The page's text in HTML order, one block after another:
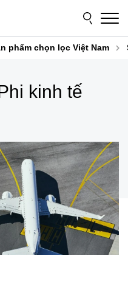
phẩm chọn lọc Việt Nam
kinh tế